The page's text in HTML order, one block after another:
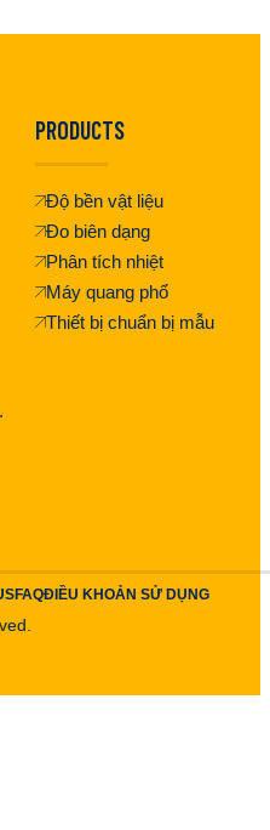
PRODUCTS
Độ bền vật liệu
Đo biên dạng
Phân tích nhiệt
Máy quang phổ
Thiết bị chuẩn bị mẫu
FAQĐIỀU KHOẢN SỬ DỤNG